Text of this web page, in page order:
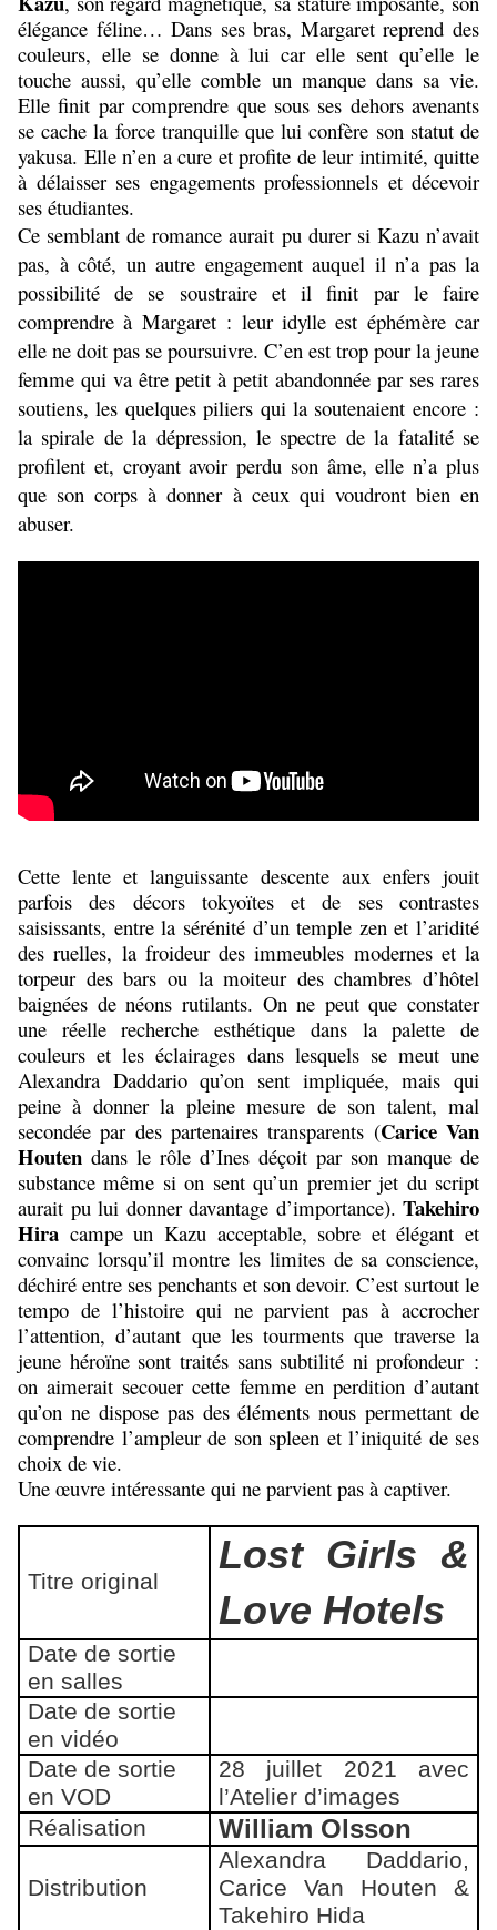
élégance féline… Dans ses bras, Margaret reprend des
couleurs, elle se donne à lui car elle sent qu’elle le
touche aussi, qu’elle comble un manque dans sa vie.
Elle finit par comprendre que sous ses dehors avenants
se cache la force tranquille que lui confère son statut de
yakusa. Elle n’en a cure et profite de leur intimité, quitte
à délaisser ses engagements professionnels et décevoir
ses étudiantes.
Ce semblant de romance aurait pu durer si Kazu n’avait
pas, à côté, un autre engagement auquel il n’a pas la
possibilité de se soustraire et il finit par le faire
comprendre à Margaret : leur idylle est éphémère car
elle ne doit pas se poursuivre. C’en est trop pour la jeune
femme qui va être petit à petit abandonnée par ses rares
soutiens, les quelques piliers qui la soutenaient encore :
la spirale de la dépression, le spectre de la fatalité se
profilent et, croyant avoir perdu son âme, elle n’a plus
que son corps à donner à ceux qui voudront bien en
abuser.
Cette lente et languissante descente aux enfers jouit
parfois des décors tokyoïtes et de ses contrastes
saisissants, entre la sérénité d’un temple zen et l’aridité
des ruelles, la froideur des immeubles modernes et la
torpeur des bars ou la moiteur des chambres d’hôtel
baignées de néons rutilants. On ne peut que constater
une réelle recherche esthétique dans la palette de
couleurs et les éclairages dans lesquels se meut une
Alexandra Daddario qu’on sent impliquée, mais qui
peine à donner la pleine mesure de son talent, mal
secondée par des partenaires transparents (Carice Van
Houten dans le rôle d’Ines déçoit par son manque de
substance même si on sent qu’un premier jet du script
aurait pu lui donner davantage d’importance). Takehiro
Hira campe un Kazu acceptable, sobre et élégant et
convainc lorsqu’il montre les limites de sa conscience,
déchiré entre ses penchants et son devoir. C’est surtout le
tempo de l’histoire qui ne parvient pas à accrocher
l’attention, d’autant que les tourments que traverse la
jeune héroïne sont traités sans subtilité ni profondeur :
on aimerait secouer cette femme en perdition d’autant
qu’on ne dispose pas des éléments nous permettant de
comprendre l’ampleur de son spleen et l’iniquité de ses
choix de vie.
Une œuvre intéressante qui ne parvient pas à captiver.
Titre original
Lost Girls &
Love Hotels
Date de sortie
en salles
Date de sortie
en vidéo
Date de sortie
en VOD
28 juillet 2021 avec
l’Atelier d’images
Réalisation
William Olsson
Distribution
Alexandra Daddario,
Carice Van Houten &
Takehiro Hida